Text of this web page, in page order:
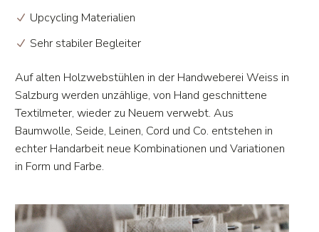
Upcycling Materialien
Sehr stabiler Begleiter
Auf alten Holzwebstühlen in der Handweberei Weiss in
Salzburg werden unzählige, von Hand geschnittene
Textilmeter, wieder zu Neuem verwebt. Aus
Baumwolle, Seide, Leinen, Cord und Co. entstehen in
echter Handarbeit neue Kombinationen und Variationen
in Form und Farbe.